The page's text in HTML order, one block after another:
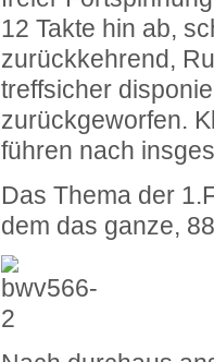
12 Takte hin ab,
zurückkehrend,
treffsicher
zurückgeworfen.
führen nach
Das Thema der
dem das ganze,